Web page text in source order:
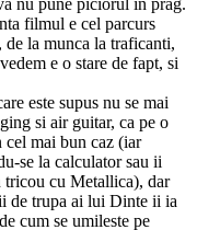
filmul e cel parcurs
de la munca la traficanti,
e o stare de fapt, si
este supus nu se mai
si air guitar, ca pe o
mai bun caz (iar
se la calculator sau ii
tricou cu Metallica), dar
de trupa ai lui Dinte ii ia
cum se umileste pe